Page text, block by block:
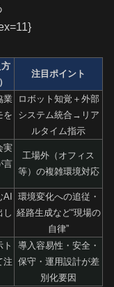
注目ポイント
業
を
ロボット知覚＋外部
システム統合→リア
ルタイム指示
実
言
工場外（オフィス
等）の複雑環境対応
し
環境変化への追従・
経路生成など“現場の
自律”
ト
注
導入容易性・安全・
保守・運用設計が差
別化要因